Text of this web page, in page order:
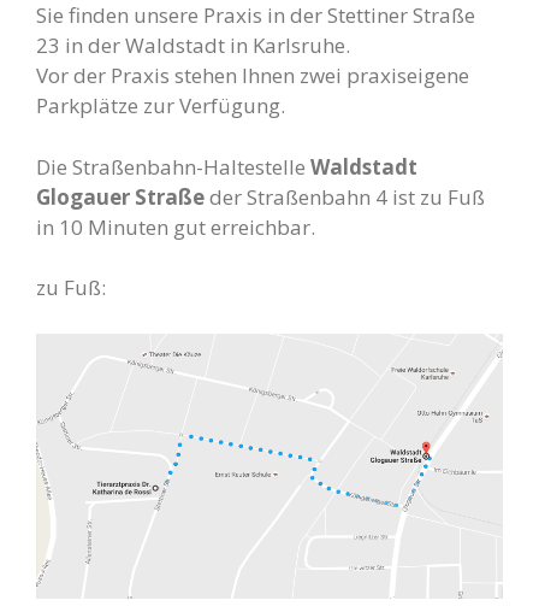
Sie finden unsere Praxis in der Stettiner Straße
23 in der Waldstadt in Karlsruhe.
Vor der Praxis stehen Ihnen zwei praxiseigene
Parkplätze zur Verfügung.
Die Straßenbahn-Haltestelle Waldstadt
Glogauer Straßeder Straßenbahn 4 ist zu Fuß
in 10 Minuten gut erreichbar.
zu Fuß: